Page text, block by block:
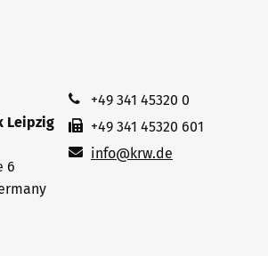
Leipzig
6
+49 341 45320 0
+49 341 45320 601
info@krw.de